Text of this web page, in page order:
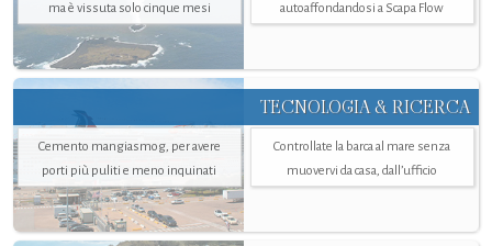
ma è vissuta solo cinque mesi
autoaffondandosi a Scapa Flow
TECNOLOGIA & RICERCA
Cemento mangiasmog, per avere
porti più puliti e meno inquinati
Controllate la barca al mare senza
muovervi da casa, dall’ufficio